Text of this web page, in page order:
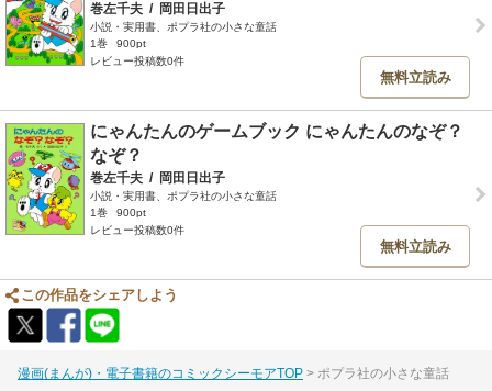
巻左千夫 / 岡田日出子
小説・実用書、ポプラ社の小さな童話
1巻
900pt
レビュー投稿数0件
無料立読み
にゃんたんのゲームブック にゃんたんのなぞ？
なぞ？
巻左千夫 / 岡田日出子
小説・実用書、ポプラ社の小さな童話
1巻
900pt
レビュー投稿数0件
無料立読み
この作品をシェアしよう
漫画(まんが)・電子書籍のコミックシーモアTOP ポプラ社の小さな童話